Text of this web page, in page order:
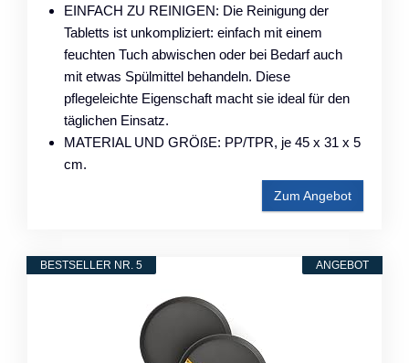
EINFACH ZU REINIGEN: Die Reinigung der
Tabletts ist unkompliziert: einfach mit einem
feuchten Tuch abwischen oder bei Bedarf auch
mit etwas Spülmittel behandeln. Diese
pflegeleichte Eigenschaft macht sie ideal für den
täglichen Einsatz.
MATERIAL UND GRÖßE: PP/TPR, je 45 x 31 x 5
cm.
Zum Angebot
ANGEBOT
BESTSELLER NR. 5